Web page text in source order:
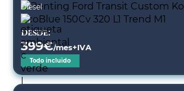
Diésel
Desde:
399€/mes+IVA
Todo incluido